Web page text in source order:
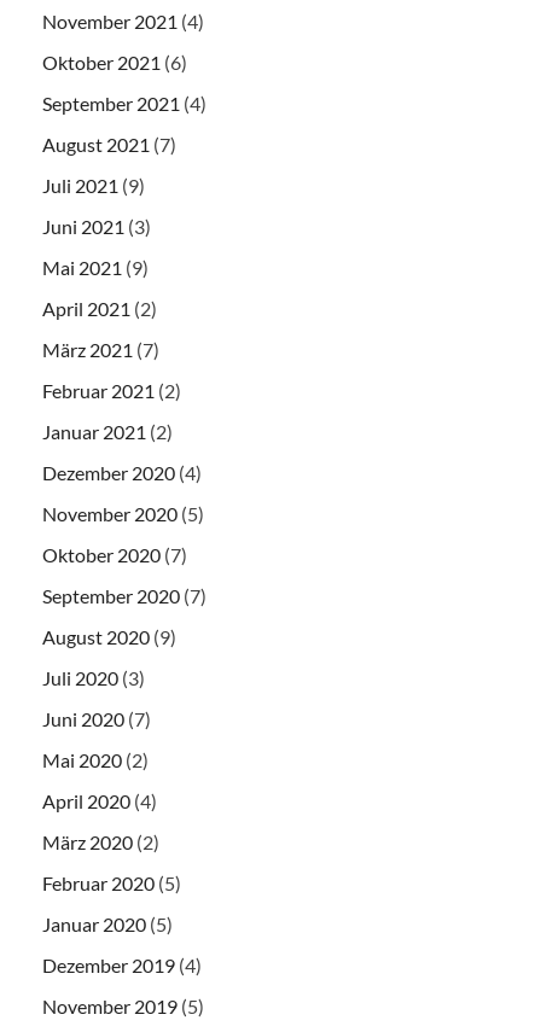
November 2021 (4)
Oktober 2021 (6)
September 2021 (4)
August 2021 (7)
Juli 2021 (9)
Juni 2021 (3)
Mai 2021 (9)
April 2021 (2)
März 2021 (7)
Februar 2021 (2)
Januar 2021 (2)
Dezember 2020 (4)
November 2020 (5)
Oktober 2020 (7)
September 2020 (7)
August 2020 (9)
Juli 2020 (3)
Juni 2020 (7)
Mai 2020 (2)
April 2020 (4)
März 2020 (2)
Februar 2020 (5)
Januar 2020 (5)
Dezember 2019 (4)
November 2019 (5)